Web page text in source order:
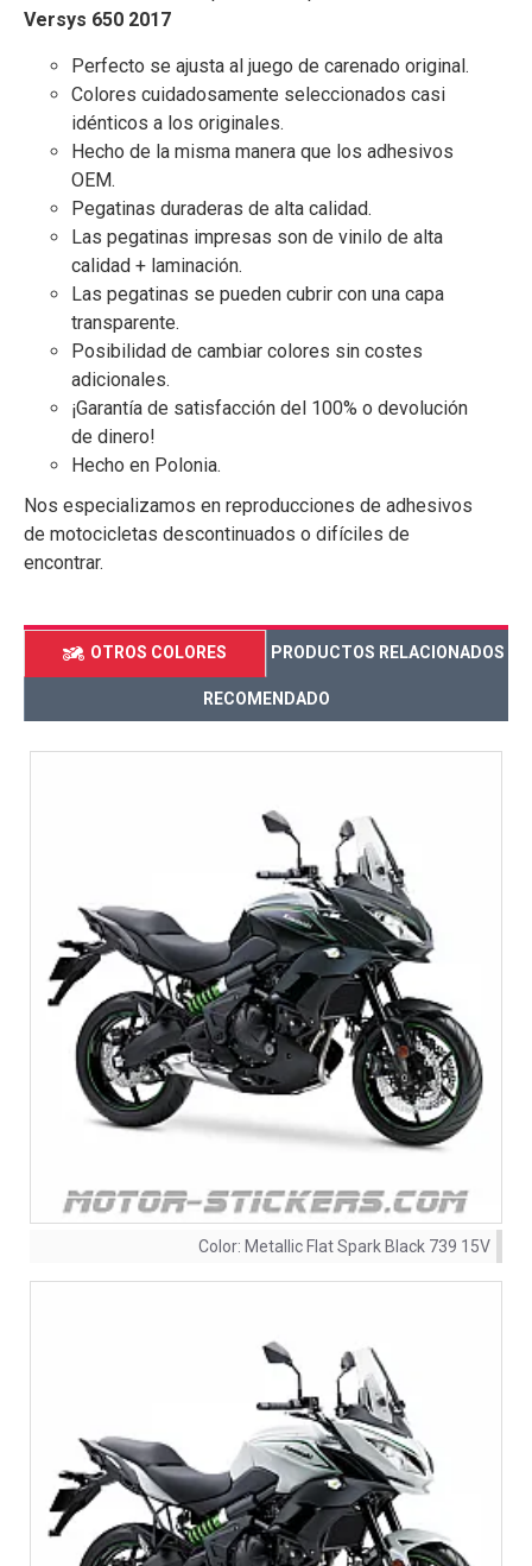
Versys 650 2017
Perfecto se ajusta al juego de carenado original.
Colores cuidadosamente seleccionados casi
idénticos a los originales.
Hecho de la misma manera que los adhesivos
OEM.
Pegatinas duraderas de alta calidad.
Las pegatinas impresas son de vinilo de alta
calidad + laminación.
Las pegatinas se pueden cubrir con una capa
transparente.
Posibilidad de cambiar colores sin costes
adicionales.
¡Garantía de satisfacción del 100% o devolución
de dinero!
Hecho en Polonia.
Nos especializamos en reproducciones de adhesivos
de motocicletas descontinuados o difíciles de
encontrar.
OTROS COLORES PRODUCTOS RELACIONADOS
RECOMENDADO
Color: Metallic Flat Spark Black 739 15V